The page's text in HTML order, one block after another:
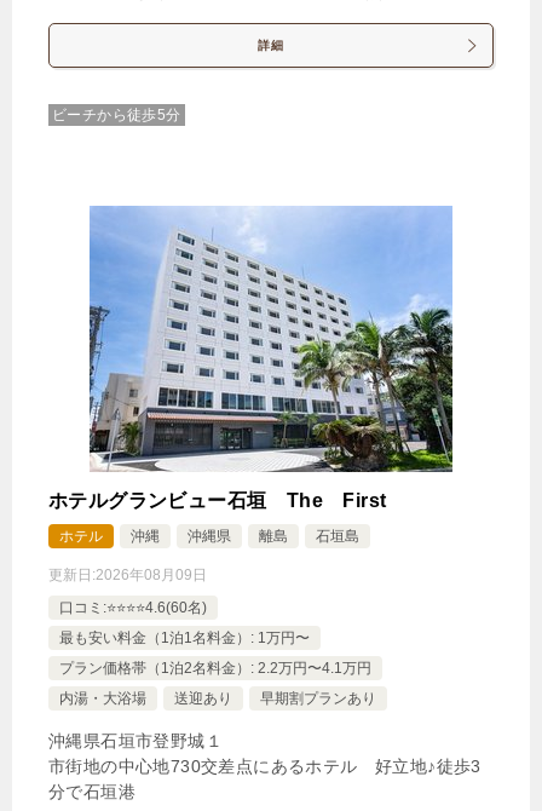
詳細
ビーチから徒歩5分
ホテルグランビュー石垣 The First
ホテル 沖縄 沖縄県 離島 石垣島
更新日:2026年08月09日
口コミ:⭐️⭐️⭐️⭐️4.6(60名)
最も安い料金（1泊1名料金）: 1万円〜
プラン価格帯（1泊2名料金）: 2.2万円〜4.1万円
内湯・大浴場
送迎あり 早期割プランあり
沖縄県石垣市登野城１
市街地の中心地730交差点にあるホテル 好立地♪徒歩3
分で石垣港